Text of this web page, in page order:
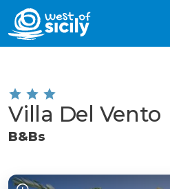
Villa Del Vento
B&Bs